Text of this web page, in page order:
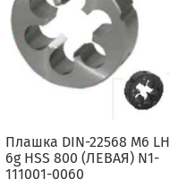
Плашка DIN-22568 M6 LH
6g HSS 800 (ЛЕВАЯ) N1-
111001-0060